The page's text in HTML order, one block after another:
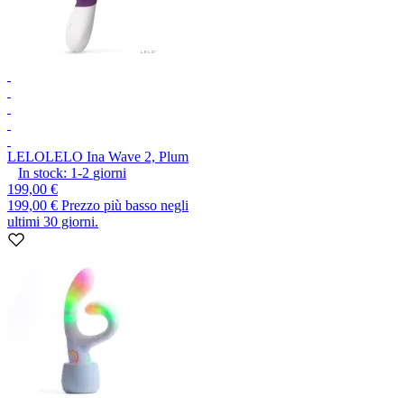
LELOLELO Ina Wave 2, Plum
In stock: 1-2 giorni
199,00 €
199,00 € Prezzo più basso negli
ultimi 30 giorni.